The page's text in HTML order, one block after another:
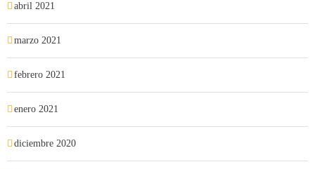
abril 2021
marzo 2021
febrero 2021
enero 2021
diciembre 2020